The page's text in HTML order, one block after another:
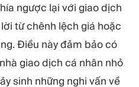
ngược lại với giao dịch
từ chênh lệch giá hoặc
Điều này đảm bảo có
giao dịch cá nhân nhỏ
sinh những nghi vấn về